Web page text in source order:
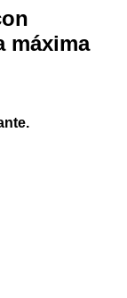
máxima